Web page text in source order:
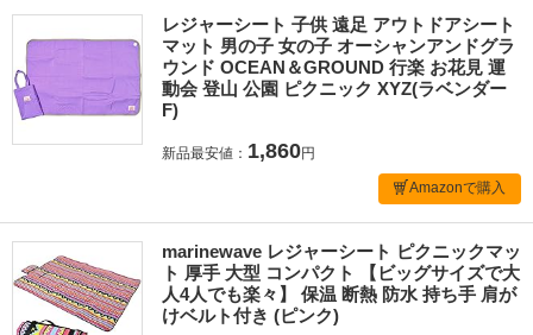
レジャーシート 子供 遠足 アウトドアシート
マット 男の子 女の子 オーシャンアンドグラ
ウンド OCEAN＆GROUND 行楽 お花見 運
動会 登山 公園 ピクニック XYZ(ラベンダー
F)
新品最安値： 1,860円
Amazonで購入
marinewave レジャーシート ピクニックマッ
ト 厚手 大型 コンパクト 【ビッグサイズで大
人4人でも楽々】 保温 断熱 防水 持ち手 肩が
けベルト付き (ピンク)